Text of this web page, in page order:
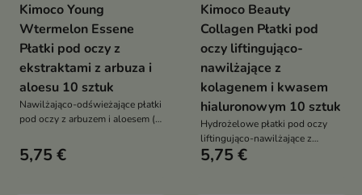
Kimoco Young
Wtermelon Essene
Płatki pod oczy z
ekstraktami z arbuza i
aloesu 10 sztuk
Nawilżająco-odświeżające płatki
pod oczy z arbuzem i aloesem (8
która pomaga nawilżyć,
odświeżyć i rozświetlić skórę
5,75 €
Kimoco Beauty
Collagen Płatki pod
oczy liftingująco-
nawilżające z
kolagenem i kwasem
hialuronowym 10 sztuk
Hydrożelowe płatki pod oczy
liftingująco-nawilżające z
kolagenem i kwasem
5,75 €